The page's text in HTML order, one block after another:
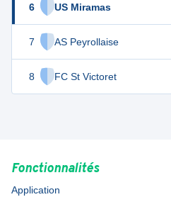
6 US Miramas
7 AS Peyrollaise
8 FC St Victoret
Fonctionnalités
Application